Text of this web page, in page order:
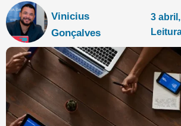
Vinicius
Gonçalves
3